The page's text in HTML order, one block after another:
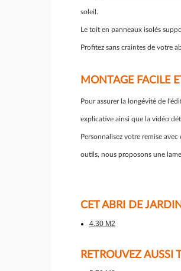
soleil.
Le toit en panneaux isolés
Profitez sans craintes de votre
MONTAGE FACILE
Pour assurer la longévité de
explicative ainsi que la vidéo
Personnalisez votre remise
outils, nous proposons une
CET ABRI DE
4.30 M2
RETROUVEZ AUSSI